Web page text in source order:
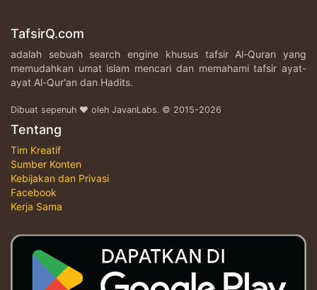
TafsirQ.com
adalah sebuah search engine khusus tafsir Al-Quran yang
memudahkan umat islam mencari dan memahami tafsir ayat-
ayat Al-Qur'an dan Hadits.
Dibuat sepenuh ♥ oleh JavanLabs. © 2015-2026
Tentang
Tim Kreatif
Sumber Konten
Kebijakan dan Privasi
Facebook
Kerja Sama